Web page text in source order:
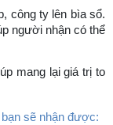
công ty lên bìa sổ.
người nhận có thể
mang lại giá trị to
sẽ nhận được: